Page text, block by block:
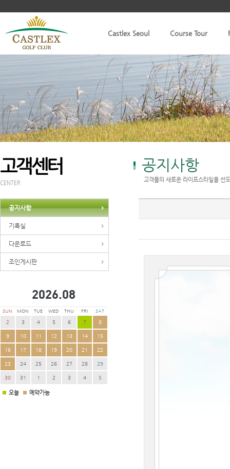
Castlex Seoul Course Tour
고객센터
CENTER
공지사항
기록실
다운로드
조인게시판
2026.08
SUN MON TUE WED THU FRI SAT
2 3 4 5 6 7 8
9 10 11 12 13 14 15
16 17 18 19 20 21 22
23 24 25 26 27 28 29
30 31 1 2 3 4 5
오늘 예약가능
공지사항
고객들의 새로운 라이프스타일을 선